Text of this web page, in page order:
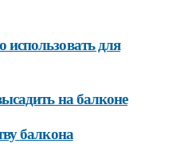
для
на балконе
балкона